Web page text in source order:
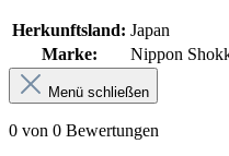
Herkunftsland: Japan
Marke:
Nippon
Menü schließen
0 von 0 Bewertungen